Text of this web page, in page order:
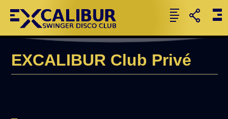
EXCALIBUR Club Privé